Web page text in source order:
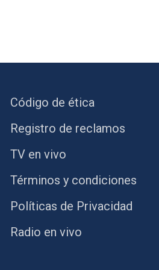
Código de ética
Registro de reclamos
TV en vivo
Términos y condiciones
Políticas de Privacidad
Radio en vivo